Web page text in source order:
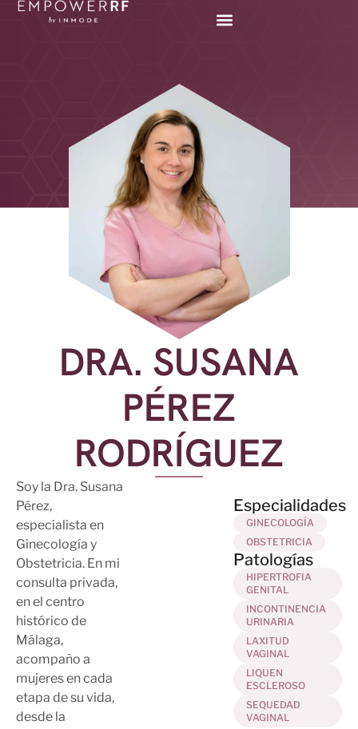
DRA. SUSANA
PÉREZ
RODRÍGUEZ
Soy la Dra. Susana
Pérez,
especialista en
Ginecología y
Obstetricia. En mi
consulta privada,
en el centro
histórico de
Málaga,
acompaño a
mujeres en cada
etapa de su vida,
desde la
Especialidades
GINECOLOGÍA
OBSTETRICIA
Patologías
HIPERTROFIA
GENITAL
INCONTINENCIA
URINARIA
LAXITUD
VAGINAL
LIQUEN
ESCLEROSO
SEQUEDAD
VAGINAL